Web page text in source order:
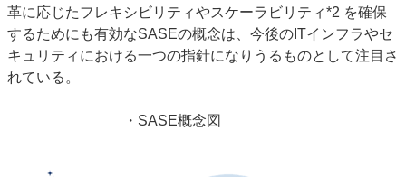
革に応じたフレキシビリティやスケーラビリティ*2 を確保
するためにも有効なSASEの概念は、今後の ITインフラやセ
キュリティにおける一つの指針になりうるものとして注目さ
れている。
・ SASE概念図